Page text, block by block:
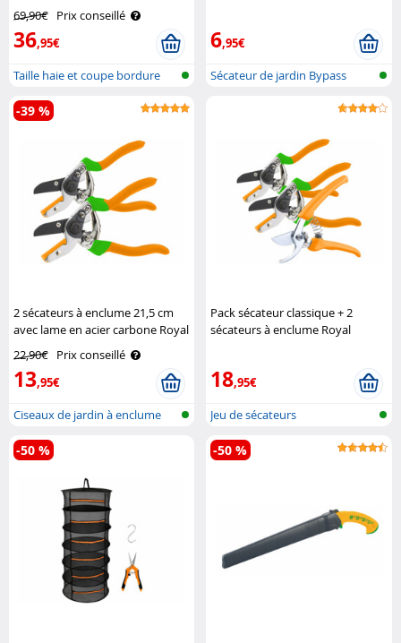
69,90€ Prix conseillé
36,95€
Taille haie et coupe bordure
sans f..
6,95€
Sécateur de jardin Bypass
2 sécateurs à enclume 21,5 cm
avec lame en acier carbone Royal
22,90€ Prix conseillé
13,95€
-39 %
Ciseaux de jardin à enclume
Pack sécateur classique + 2
sécateurs à enclume Royal
18,95€
Jeu de sécateurs
-50 % -50 %